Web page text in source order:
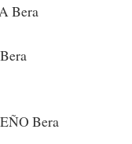
Bera
Bera